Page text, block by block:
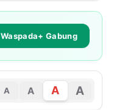
Waspada+ Gabung
A A A A